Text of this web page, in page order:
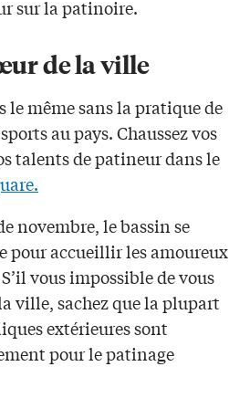
sur la patinoire.
de la ville
le même sans la pratique de
au pays.Chaussez vos
talentsde patineurdans le
novembre, le bassin se
pour accueillir les amoureux
vous impossible de vous
ville, sachez quela plupart
extérieuressont
pour le patinage